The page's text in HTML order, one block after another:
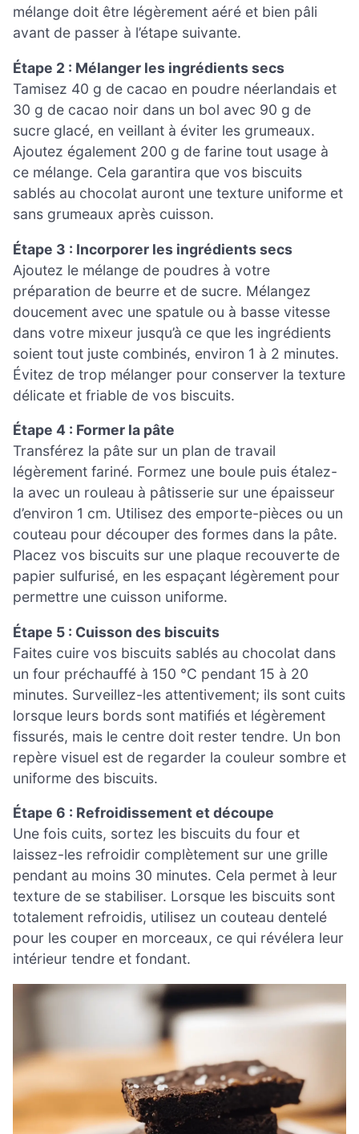
mélange doit être légèrement aéré et bien pâli
avant de passer à l’étape suivante.
Étape 2 : Mélanger les ingrédients secs
Tamisez 40 g de cacao en poudre néerlandais et
30 g de cacao noir dans un bol avec 90 g de
sucre glacé, en veillant à éviter les grumeaux.
Ajoutez également 200 g de farine tout usage à
ce mélange. Cela garantira que vos biscuits
sablés au chocolat auront une texture uniforme et
sans grumeaux après cuisson.
Étape 3 : Incorporer les ingrédients secs
Ajoutez le mélange de poudres à votre
préparation de beurre et de sucre. Mélangez
doucement avec une spatule ou à basse vitesse
dans votre mixeur jusqu’à ce que les ingrédients
soient tout juste combinés, environ 1 à 2 minutes.
Évitez de trop mélanger pour conserver la texture
délicate et friable de vos biscuits.
Étape 4 : Former la pâte
Transférez la pâte sur un plan de travail
légèrement fariné. Formez une boule puis étalez-
la avec un rouleau à pâtisserie sur une épaisseur
d’environ 1 cm. Utilisez des emporte-pièces ou un
couteau pour découper des formes dans la pâte.
Placez vos biscuits sur une plaque recouverte de
papier sulfurisé, en les espaçant légèrement pour
permettre une cuisson uniforme.
Étape 5 : Cuisson des biscuits
Faites cuire vos biscuits sablés au chocolat dans
un four préchauffé à 150 °C pendant 15 à 20
minutes. Surveillez-les attentivement; ils sont cuits
lorsque leurs bords sont matifiés et légèrement
fissurés, mais le centre doit rester tendre. Un bon
repère visuel est de regarder la couleur sombre et
uniforme des biscuits.
Étape 6 : Refroidissement et découpe
Une fois cuits, sortez les biscuits du four et
laissez-les refroidir complètement sur une grille
pendant au moins 30 minutes. Cela permet à leur
texture de se stabiliser. Lorsque les biscuits sont
totalement refroidis, utilisez un couteau dentelé
pour les couper en morceaux, ce qui révélera leur
intérieur tendre et fondant.